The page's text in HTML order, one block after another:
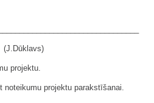
(J.Dūklavs)
projektu.
noteikumu projektu parakstīšanai.